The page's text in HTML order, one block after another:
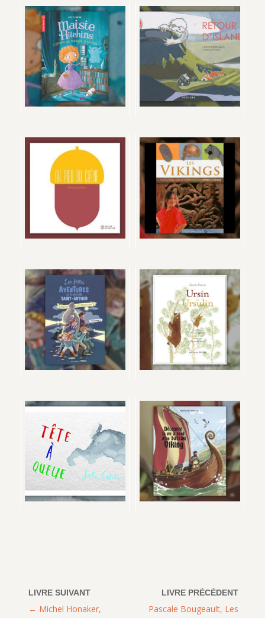
Pascale Bougeault, Les
Michel Honaker,